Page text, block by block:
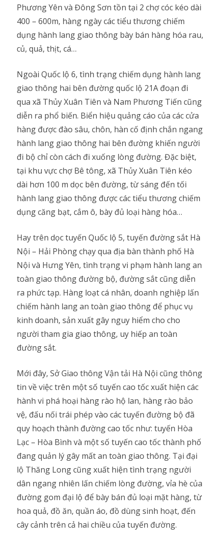
Phương Yên và Đông Sơn tồn tại 2 chợ cóc kéo dài
400 – 600m, hàng ngày các tiểu thương chiếm
dụng hành lang giao thông bày bán hàng hóa rau,
củ, quả, thịt, cá…
Ngoài Quốc lộ 6, tình trạng chiếm dụng hành lang
giao thông hai bên đường quốc lộ 21A đoạn đi
qua xã Thủy Xuân Tiên và Nam Phương Tiến cũng
diễn ra phổ biến. Biển hiệu quảng cáo của các cửa
hàng được đào sâu, chôn, hàn cố định chắn ngang
hành lang giao thông hai bên đường khiến người
đi bộ chỉ còn cách đi xuống lòng đường. Đặc biệt,
tại khu vực chợ Bê tông, xã Thủy Xuân Tiên kéo
dài hơn 100 m dọc bên đường, từ sáng đến tối
hành lang giao thông được các tiểu thương chiếm
dụng căng bạt, cắm ô, bày đủ loại hàng hóa…
Hay trên dọc tuyến Quốc lộ 5, tuyến đường sắt Hà
Nội – Hải Phòng chạy qua địa bàn thành phố Hà
Nội và Hưng Yên, tình trạng vi phạm hành lang an
toàn giao thông đường bộ, đường sắt cũng diễn
ra phức tạp. Hàng loạt cá nhân, doanh nghiệp lấn
chiếm hành lang an toàn giao thông để phục vụ
kinh doanh, sản xuất gây nguy hiểm cho cho
người tham gia giao thông, uy hiếp an toàn
đường sắt.
Mới đây, Sở Giao thông Vận tải Hà Nội cũng thông
tin về việc trên một số tuyến cao tốc xuất hiện các
hành vi phá hoại hàng rào hộ lan, hàng rào bảo
vệ, đấu nối trái phép vào các tuyến đường bộ đã
quy hoạch thành đường cao tốc như: tuyến Hòa
Lạc – Hòa Bình và một số tuyến cao tốc thành phố
đang quản lý gây mất an toàn giao thông. Tại đại
lộ Thăng Long cũng xuất hiện tình trạng người
dân ngang nhiên lấn chiếm lòng đường, vỉa hè của
đường gom đại lộ để bày bán đủ loại mặt hàng, từ
hoa quả, đồ ăn, quần áo, đồ dùng sinh hoạt, đến
cây cảnh trên cả hai chiều của tuyến đường.